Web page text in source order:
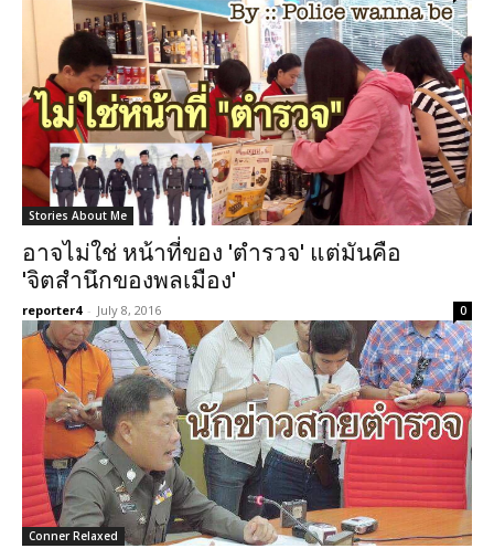
Stories About Me
อาจไม่ใช่ หน้าที่ของ 'ตำรวจ' แต่มันคือ
'จิตสำนึกของพลเมือง'
reporter4 - July 8, 2016 0
Conner Relaxed